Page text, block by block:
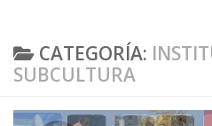
CATEGORÍA:
SUBCULTURA